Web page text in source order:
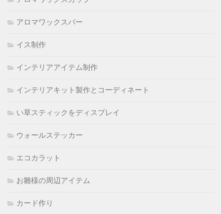
アロマワックスバー
イス制作
インテリアアイテム制作
インテリアキット製作とコーディネート
い草スティックをディスプレイ
ウォールステッカー
エコカラット
お雛様の周辺アイテム
カード作り